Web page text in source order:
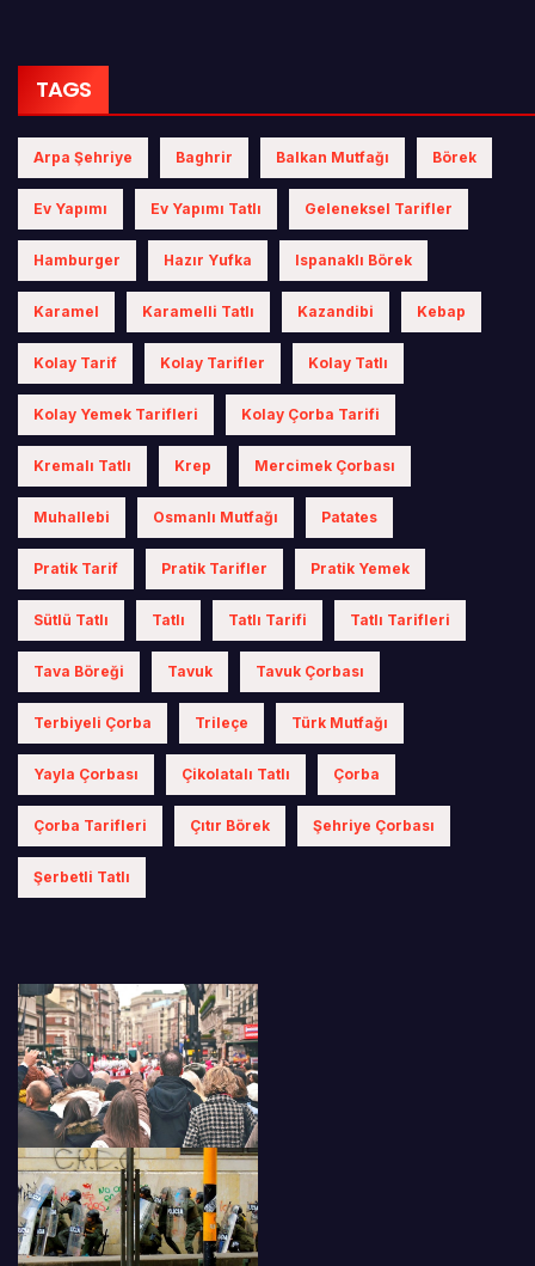
TAGS
Arpa Şehriye Baghrir Balkan Mutfağı Börek
Ev Yapımı Ev Yapımı Tatlı Geleneksel Tarifler
Hamburger Hazır Yufka Ispanaklı Börek
Karamel Karamelli Tatlı Kazandibi Kebap
Kolay Tarif Kolay Tarifler Kolay Tatlı
Kolay Yemek Tarifleri Kolay Çorba Tarifi
Kremalı Tatlı Krep Mercimek Çorbası
Muhallebi Osmanlı Mutfağı Patates
Pratik Tarif Pratik Tarifler Pratik Yemek
Sütlü Tatlı Tatlı Tatlı Tarifi Tatlı Tarifleri
Tava Böreği Tavuk Tavuk Çorbası
Terbiyeli Çorba Trileçe Türk Mutfağı
Yayla Çorbası Çikolatalı Tatlı Çorba
Çorba Tarifleri Çıtır Börek Şehriye Çorbası
Şerbetli Tatlı